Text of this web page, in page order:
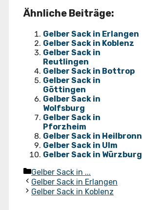
Ähnliche Beiträge:
Gelber Sack in Erlangen
Gelber Sack in Koblenz
Gelber Sack in
Reutlingen
Gelber Sack in Bottrop
Gelber Sack in
Göttingen
Gelber Sack in
Wolfsburg
Gelber Sack in
Pforzheim
Gelber Sack in Heilbronn
Gelber Sack in Ulm
Gelber Sack in Würzburg
Kategorien
Gelber Sack in ...
Gelber Sack in Erlangen
Gelber Sack in Koblenz